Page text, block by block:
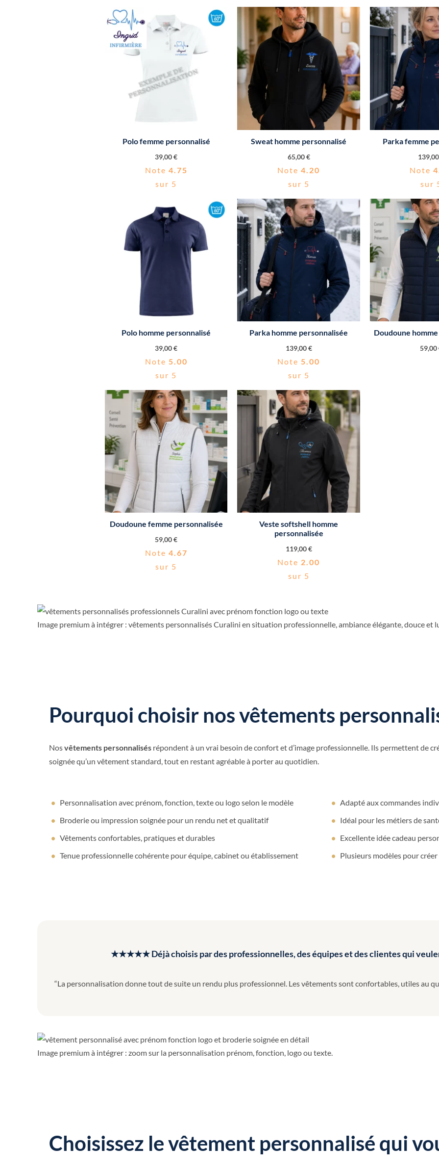
Polo femme personnalisé
39,00€
Note 4.75
sur 5
Sweat homme personnalisé
65,00€
Note4.20
sur 5
Parka femme
139,00
Note
sur
Polo homme personnalisé
39,00€
Note 5.00
sur 5
Parka homme personnalisée
139,00€
Note 5.00
sur 5
Doudoune
59,00
Doudoune femme personnalisée
59,00€
Note 4.67
sur 5
Veste softshell homme
personnalisée
119,00€
Note 2.00
sur 5
Image premium à intégrer : vêtements personnalisés Curalini en situation professionnelle, ambiance élégante, douce et
Pourquoi choisir nos vêtements
Nosvêtements personnalisés répondent à un vrai besoin de confort et d’image professionnelle. Ils permettent de
soignée qu’un vêtement standard, tout en restant agréable à porter au quotidien.
Personnalisation avec prénom, fonction, texte ou logo selon le modèle
Broderie ou impression soignée pour un rendu net et qualitatif
Vêtements confortables, pratiques et durables
Tenue professionnelle cohérente pour équipe, cabinet ou établissement
Adapté aux commandes
Idéal pour les métiers de
Excellente idée cadeau
Plusieurs modèles pour
★★★★★ Déjà choisis par des professionnelles, des équipes et des clientes qui
“La personnalisation donne tout de suite un rendu plus professionnel. Les vêtements sont confortables, utiles au
Image premium à intégrer : zoom sur la personnalisation prénom, fonction, logo ou texte.
Choisissez le vêtement personnalisé qui